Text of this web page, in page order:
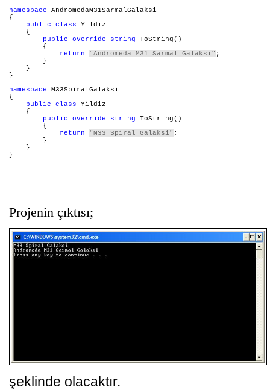
namespace AndromedaM31SarmalGalaksi
{
public
class Yildiz
    {
public
override string ToString()
        {
return
"Andromeda M31 Sarmal Galaksi" ;
        }
    }
}
namespace M33SpiralGalaksi
{
public
class Yildiz
    {
public
override string ToString()
        {
return
"M33 Spiral Galaksi" ;
        }
    }
}
Projenin çıktısı;
şeklinde olacaktır.